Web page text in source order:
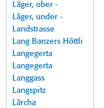
Läger, ober -
Läger, under -
Landstrasse
Lang Banzers Höttli
Langegerta
Langegerta
Langgass
Langspitz
Lärcha